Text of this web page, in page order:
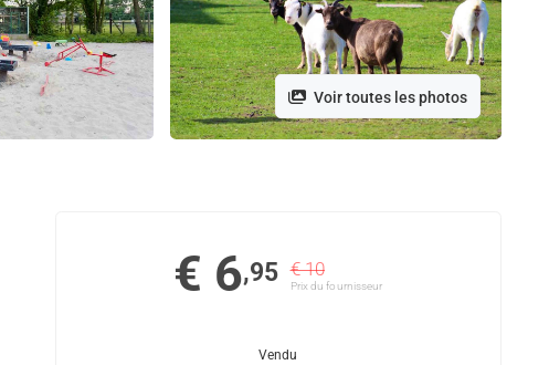
Voir toutes les photos
€ 6,95 € 10
Prix ​​du fournisseur
Vendu